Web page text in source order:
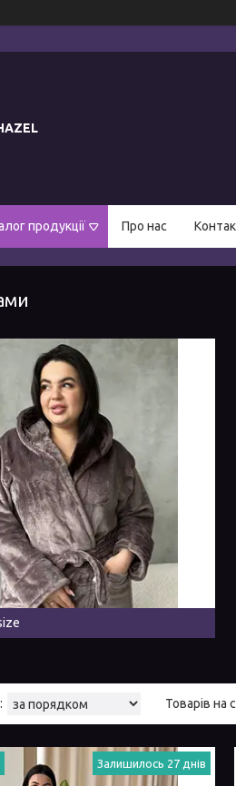
продукції Про нас
Залишилось 27 днів